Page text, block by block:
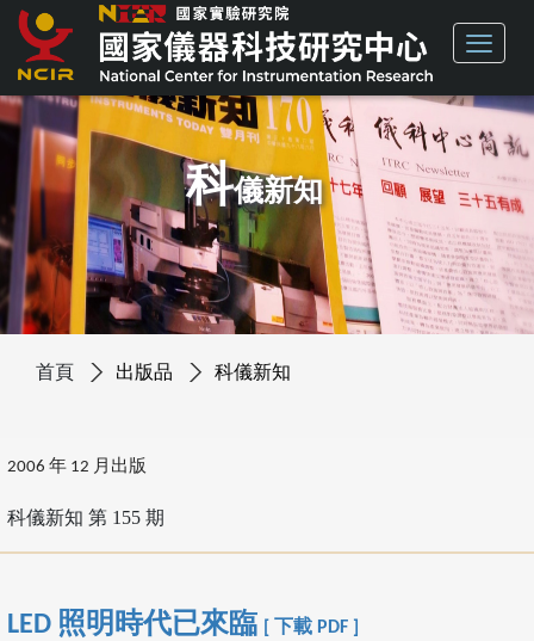
科儀新知
首頁 出版品 科儀新知
2006 年 12 月出版
科儀新知 第 155 期
LED 照明時代已來臨 [ 下載 PDF ]